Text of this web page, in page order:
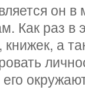
он
Как раз
книжек, а